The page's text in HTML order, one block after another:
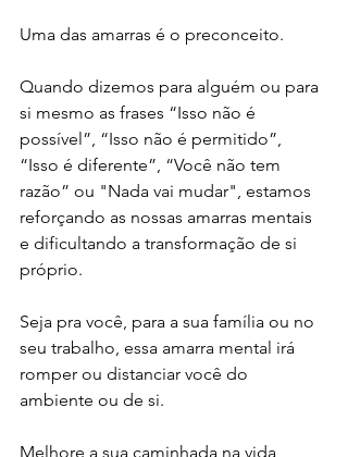
Uma das amarras é o preconceito.
Quando dizemos para alguém ou para
si mesmo as frases “Isso não é
possível”, “Isso não é permitido”,
“Isso é diferente”, “Você não tem
razão” ou "Nada vai mudar", estamos
reforçando as nossas amarras mentais
e dificultando a transformação de si
próprio.
Seja pra você, para a sua família ou no
seu trabalho, essa amarra mental irá
romper ou distanciar você do
ambiente ou de si.
Melhore a sua caminhada na vida